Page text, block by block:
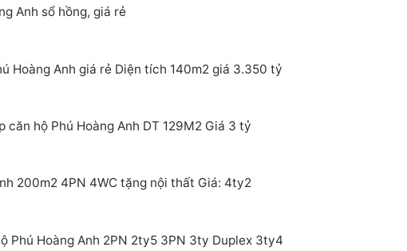
Anh sổ hồng, giá rẻ
Hoàng Anh giá rẻ Diện tích 140m2 giá 3.350 tỷ
căn hộ Phú Hoàng Anh DT 129M2 Giá 3 tỷ
200m2 4PN 4WC tặng nội thất Giá: 4ty2
Phú Hoàng Anh 2PN 2ty5 3PN 3ty Duplex 3ty4